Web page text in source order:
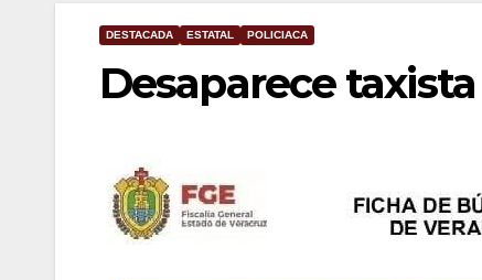
DESTACADA ESTATAL POLICIACA
Desaparece